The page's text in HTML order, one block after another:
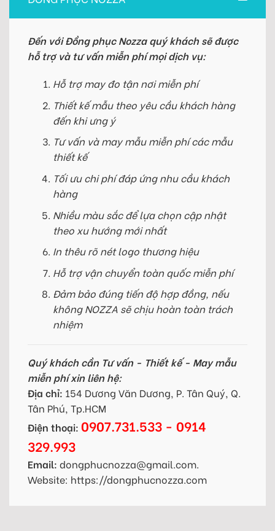
Đến với Đồng phục Nozza quý khách sẽ được
hỗ trợ và tư vấn miễn phí mọi dịch vụ:
Hỗ trợ may đo tận nơi miễn phí
Thiết kế mẫu theo yêu cầu khách hàng
đến khi ưng ý
Tư vấn và may mẫu miễn phí các mẫu
thiết kế
Tối ưu chi phí đáp ứng nhu cầu khách
hàng
Nhiều màu sắc để lựa chọn cập nhật
theo xu hướng mới nhất
In thêu rõ nét logo thương hiệu
Hỗ trợ vận chuyển toàn quốc miễn phí
Đảm bảo đúng tiến độ hợp đồng, nếu
không NOZZA sẽ chịu hoàn toàn trách
nhiệm
Quý khách cần Tư vấn - Thiết kế - May mẫu
miễn phí xin liên hệ:
Địa chỉ: 154 Dương Văn Dương, P. Tân Quý, Q.
Tân Phú, Tp.HCM
Điện thoại: 0907.731.533 - 0914
329.993
Email: dongphucnozza@gmail.com.
Website: https://dongphucnozza.com